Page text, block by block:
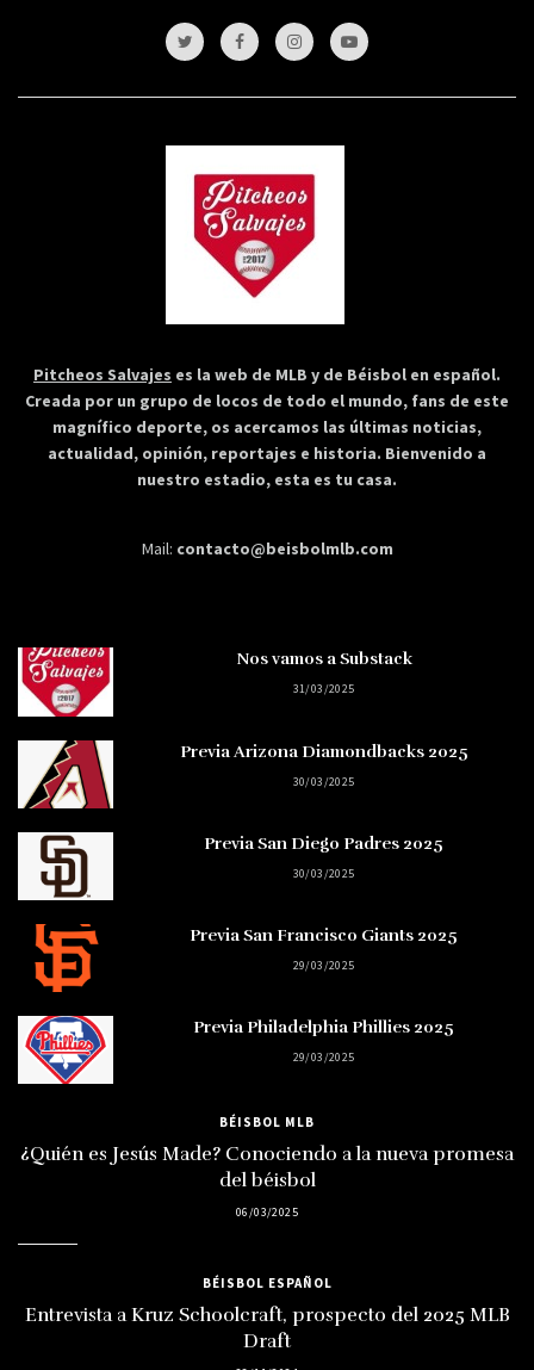
Pitcheos Salvajes es la web de MLB y de Béisbol en español.
Creada por un grupo de locos de todo el mundo, fans de este
magnífico deporte, os acercamos las últimas noticias,
actualidad, opinión, reportajes e historia. Bienvenido a
nuestro estadio, esta es tu casa.
Mail: contacto@beisbolmlb.com
Nos vamos a Substack
31/03/2025
Previa Arizona Diamondbacks 2025
30/03/2025
Previa San Diego Padres 2025
30/03/2025
Previa San Francisco Giants 2025
29/03/2025
Previa Philadelphia Phillies 2025
29/03/2025
BÉISBOL MLB
¿Quién es Jesús Made? Conociendo a la nueva promesa
del béisbol
06/03/2025
BÉISBOL ESPAÑOL
Entrevista a Kruz Schoolcraft, prospecto del 2025 MLB
Draft